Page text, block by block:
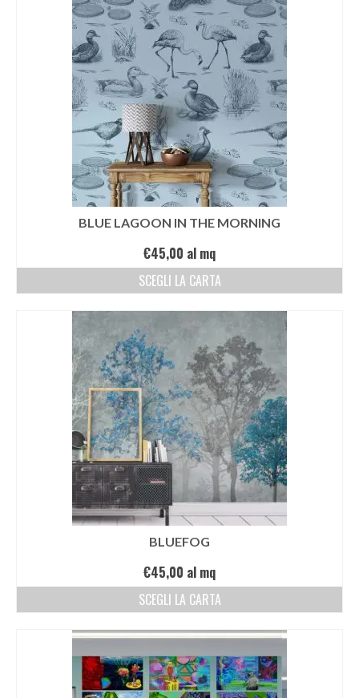
Michele D’Ottavio
PORTFOLIO
CHI SIAMO
CONTATTI
GUIDA ALL’ACQUISTO
BLUE LAGOON IN THE MORNING
€45,00 al mq
SCEGLI LA CARTA
BLUEFOG
€45,00 al mq
SCEGLI LA CARTA